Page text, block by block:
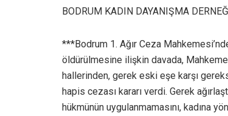
BODRUM KADIN DAYANIŞMA
***Bodrum 1. Ağır Ceza
öldürülmesine ilişkin davada,
hallerinden, gerek eski eşe karşı
hapis cezası kararı verdi. Gerek
hükmünün uygulanmamasını, kadına